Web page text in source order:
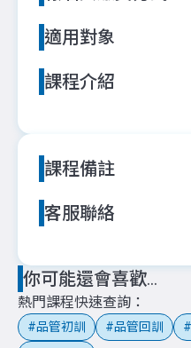
適用對象
課程介紹
課程備註
客服聯絡
你可能還會喜歡...
熱門課程快速查詢
品管初訓 品管回訓